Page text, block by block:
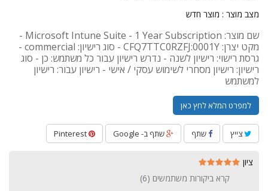
מצב מוצר : מוצר חדש
שם מוצר: Microsoft Intune Suite - 1 Year Subscription -
מקט יצרן: CFQ7TTC0RZFJ:0001Y - סוג רישיון: commercial -
גרסת רישוי: רישיון לשנה - נדרש רישיון עבור כל משתמש: כן - סוג
רישיון: רישיון מסחרי לשימוש עסקי / אישי - רישיון עבור: רישיון
למשתמש
למפרט המלא לחץ כאן
צייץ שתף שתף ב- Google
ציון
קרא ביקורות משתמשים (6
)